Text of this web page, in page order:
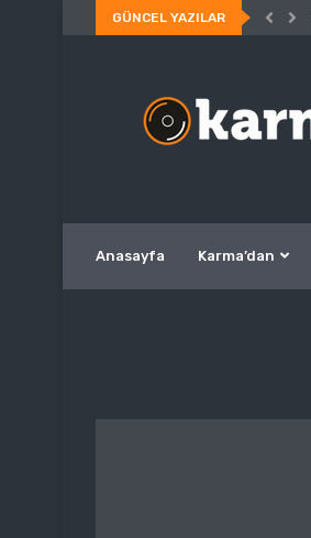
GÜNCEL YAZILAR
Anasayfa Karma’dan